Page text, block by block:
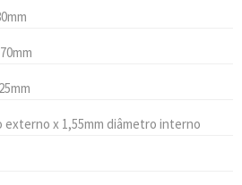
externo x 1,55mm diâmetro interno